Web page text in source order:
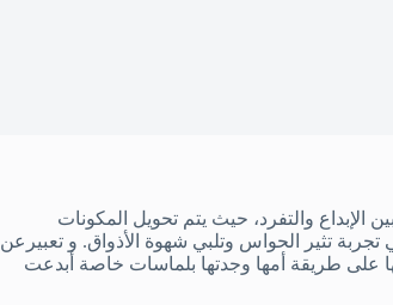
الإبداع والتفرد، حيث يتم تحويل المكونات
تثير الحواس وتلبي شهوة الأذواق. و تعبيرعن
على طريقة أمها وجدتها بلماسات خاصة أبدعت